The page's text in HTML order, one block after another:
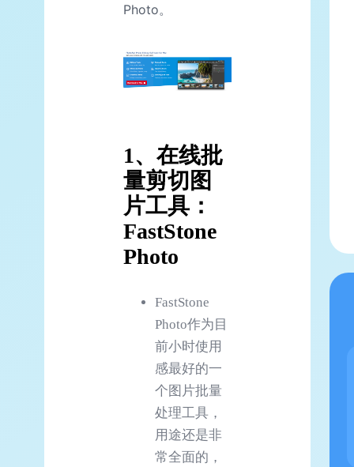
Photo。
1、在线批
量剪切图
片工具：
FastStone
Photo
FastStone
Photo作为目
前小时使用
感最好的一
个图片批量
处理工具，
用途还是非
常全面的，